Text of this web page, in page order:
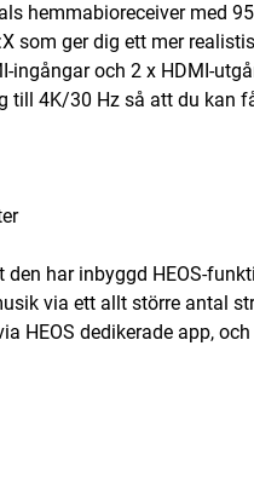
hemmabioreceiver med
som ger dig ett mer
och 2 x HDMI-
4K/30 Hz så att du kan
den har inbyggd HEOS-
via ett allt större antal
HEOS dedikerade app,
inkl. skivspelare